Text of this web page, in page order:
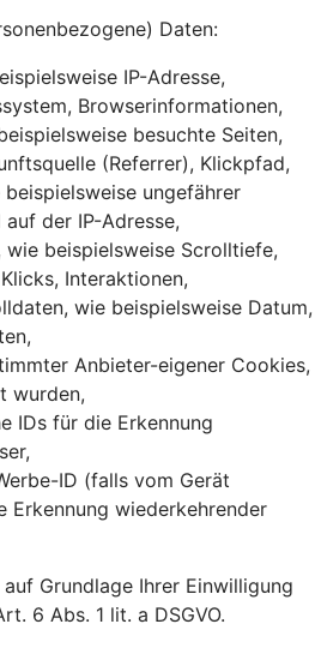
Daten:
IP-Adresse,
Browserinformationen,
besuchte Seiten,
(Referrer), Klickpfad,
ungefährer
der IP-Adresse,
wie beispielsweise Scrolltiefe,
Interaktionen,
wie beispielsweise Datum,
Anbieter-eigener Cookies,
wurden,
IDs für die Erkennung
ID (falls vom Gerät
Erkennung wiederkehrender
Grundlage Ihrer Einwilligung
6 Abs. 1 lit. a DSGVO.